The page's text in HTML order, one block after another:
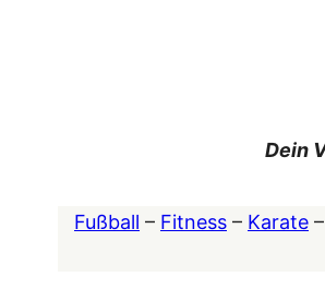
Dein
Fußball – Fitness – Karate –